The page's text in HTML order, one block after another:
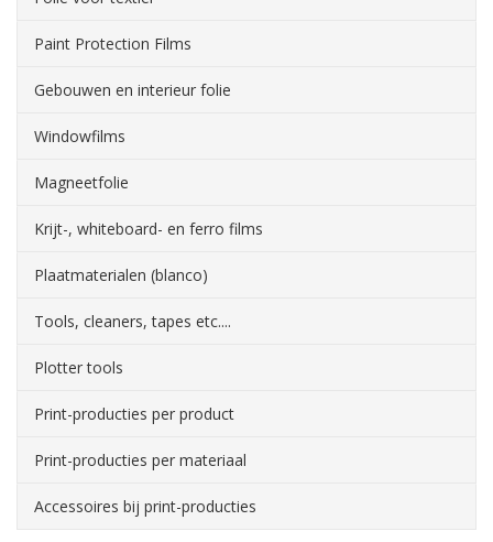
Paint Protection Films
Gebouwen en interieur folie
Windowfilms
Magneetfolie
Krijt-, whiteboard- en ferro films
Plaatmaterialen (blanco)
Tools, cleaners, tapes etc....
Plotter tools
Print-producties per product
Print-producties per materiaal
Accessoires bij print-producties